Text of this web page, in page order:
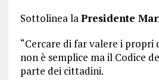
Sottolinea laPresidente
“Cercare di far valere i
non è semplice ma il Codice
parte dei cittadini.